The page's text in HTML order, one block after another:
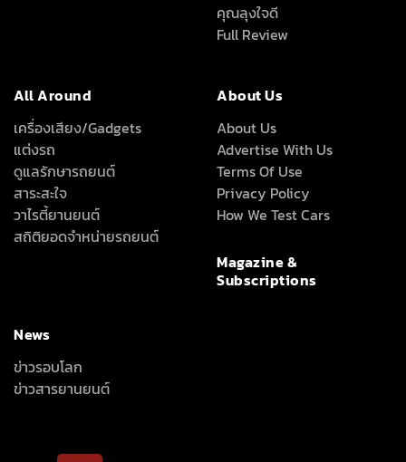
คุณลุงใจดี
Full Review
All Around
เครื่องเสียง/Gadgets
แต่งรถ
ดูแลรักษารถยนต์
สาระสะใจ
วาไรตี้ยานยนต์
สถิติยอดจำหน่ายรถยนต์
About Us
About Us
Advertise With Us
Terms Of Use
Privacy Policy
How We Test Cars
Magazine &
Subscriptions
News
ข่าวรอบโลก
ข่าวสารยานยนต์